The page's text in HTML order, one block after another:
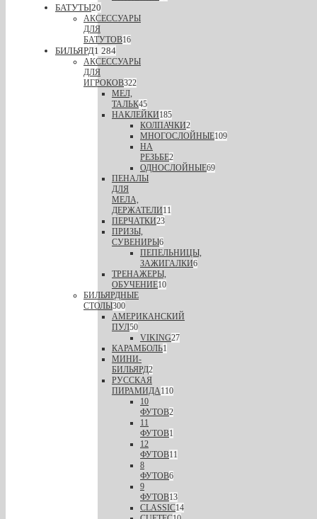
БАТУТЫ20
АКСЕССУАРЫ
ДЛЯ
БАТУТОВ16
БИЛЬЯРД1 284
АКСЕССУАРЫ
ДЛЯ
ИГРОКОВ322
МЕЛ,
ТАЛЬК45
НАКЛЕЙКИ185
КОЛПАЧКИ2
МНОГОСЛОЙНЫЕ109
НА
РЕЗЬБЕ2
ОДНОСЛОЙНЫЕ69
ПЕНАЛЫ
ДЛЯ
МЕЛА,
ДЕРЖАТЕЛИ11
ПЕРЧАТКИ23
ПРИЗЫ,
СУВЕНИРЫ6
ПЕПЕЛЬНИЦЫ,
ЗАЖИГАЛКИ6
ТРЕНАЖЕРЫ,
ОБУЧЕНИЕ10
БИЛЬЯРДНЫЕ
СТОЛЫ300
АМЕРИКАНСКИЙ
ПУЛ50
VIKING27
КАРАМБОЛЬ1
МИНИ-
БИЛЬЯРД2
РУССКАЯ
ПИРАМИДА110
10
ФУТОВ2
11
ФУТОВ1
12
ФУТОВ11
8
ФУТОВ6
9
ФУТОВ13
CLASSIC14